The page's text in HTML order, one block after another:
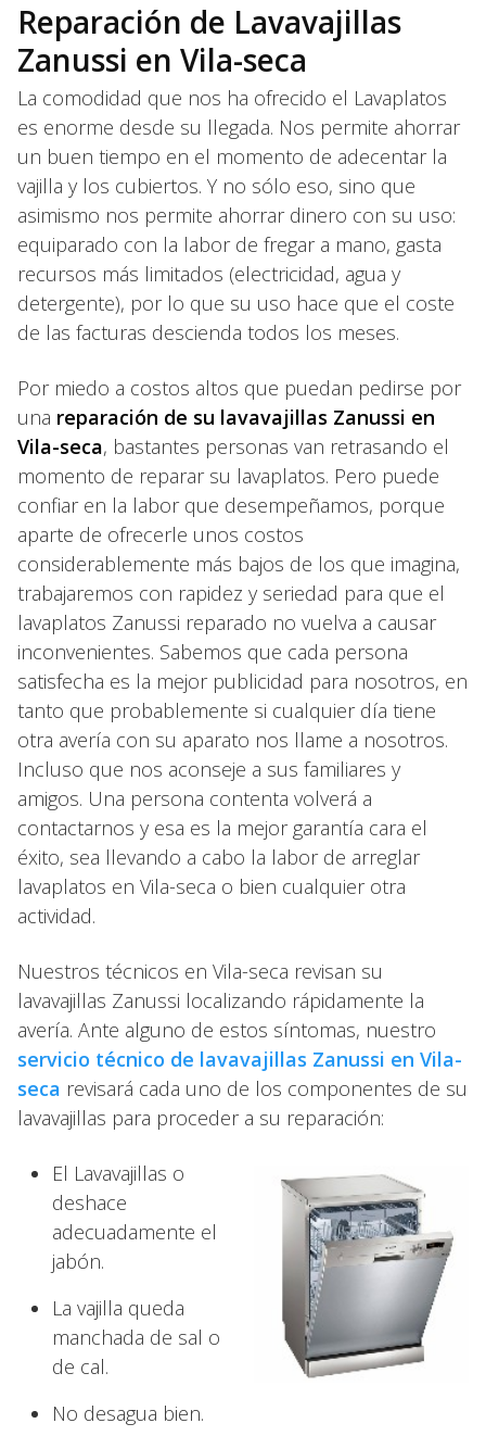
Reparación de Lavavajillas
Zanussi en Vila-seca
La comodidad que nos ha ofrecido el Lavaplatos
es enorme desde su llegada. Nos permite ahorrar
un buen tiempo en el momento de adecentar la
vajilla y los cubiertos. Y no sólo eso, sino que
asimismo nos permite ahorrar dinero con su uso:
equiparado con la labor de fregar a mano, gasta
recursos más limitados (electricidad, agua y
detergente), por lo que su uso hace que el coste
de las facturas descienda todos los meses.
Por miedo a costos altos que puedan pedirse por
una reparación de su lavavajillas Zanussi en
Vila-seca, bastantes personas van retrasando el
momento de reparar su lavaplatos. Pero puede
confiar en la labor que desempeñamos, porque
aparte de ofrecerle unos costos
considerablemente más bajos de los que imagina,
trabajaremos con rapidez y seriedad para que el
lavaplatos Zanussi reparado no vuelva a causar
inconvenientes. Sabemos que cada persona
satisfecha es la mejor publicidad para nosotros, en
tanto que probablemente si cualquier día tiene
otra avería con su aparato nos llame a nosotros.
Incluso que nos aconseje a sus familiares y
amigos. Una persona contenta volverá a
contactarnos y esa es la mejor garantía cara el
éxito, sea llevando a cabo la labor de arreglar
lavaplatos en Vila-seca o bien cualquier otra
actividad.
Nuestros técnicos en Vila-seca revisan su
lavavajillas Zanussi localizando rápidamente la
avería. Ante alguno de estos síntomas, nuestro
servicio técnico de lavavajillas Zanussi en Vila-
seca revisará cada uno de los componentes de su
lavavajillas para proceder a su reparación:
El Lavavajillas o
deshace
adecuadamente el
jabón.
La vajilla queda
manchada de sal o
de cal.
No desagua bien.